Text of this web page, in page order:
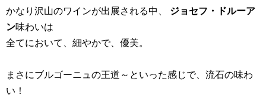
かなり沢山のワインが出展される中、 ジョセフ・ドルーア
ン味わいは
全てにおいて、細やかで、優美。
まさにブルゴーニュの王道～といった感じで、流石の味わ
い！